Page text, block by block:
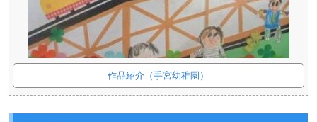
作品紹介（手宮幼稚園）